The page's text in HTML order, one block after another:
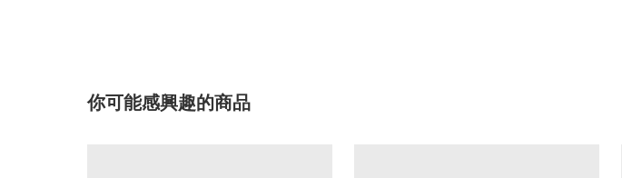
你可能感興趣的商品